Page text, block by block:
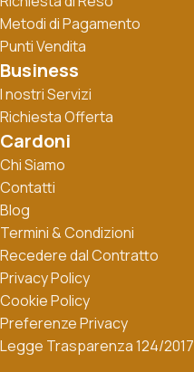
Metodi di Pagamento
Punti Vendita
Business
I nostri Servizi
Richiesta Offerta
Cardoni
Chi Siamo
Contatti
Blog
Termini & Condizioni
Recedere dal Contratto
Privacy Policy
Cookie Policy
Preferenze Privacy
Legge Trasparenza 124/2017